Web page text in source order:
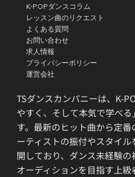
TSダンスカンパニーは、K-
やすく、そして本気で学べ
す。最新のヒット曲から定
ーティストの振付やスタイ
開しており、ダンス未経験
オーディションを目指す上
K-POPダンスコラム
レッスン曲のリクエスト
よくある質問
お問い合わせ
求人情報
プライバシーポリシー
運営会社